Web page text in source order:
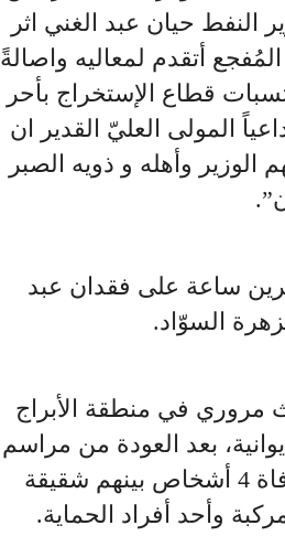
حيان عبد الغني اثر
أتقدم لمعاليه واصالةً
قطاع الإستخراج بأحر
المولى العليّ القدير ان
الوزير وأهله و ذويه الصبر
ساعة على فقدان عبد
السوّاد.
مروري في منطقة الأبراج
بعد العودة من مراسم
دفن جثمان والده، ما أدى إلى وفاة 4 أشخاص بينهم شقيقة
وأحد أفراد الحماية.